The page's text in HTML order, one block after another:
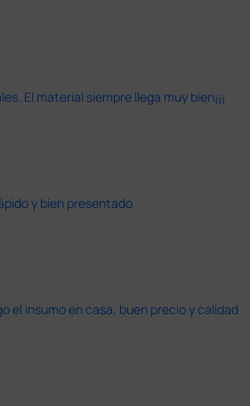
El material siempre llega muy bien¡¡¡
y bien presentado
el insumo en casa, buen precio y calidad